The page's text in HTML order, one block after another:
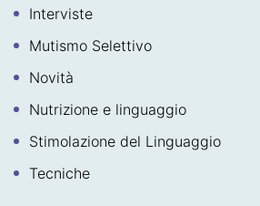
Interviste
Mutismo Selettivo
Novità
Nutrizione e linguaggio
Stimolazione del Linguaggio
Tecniche